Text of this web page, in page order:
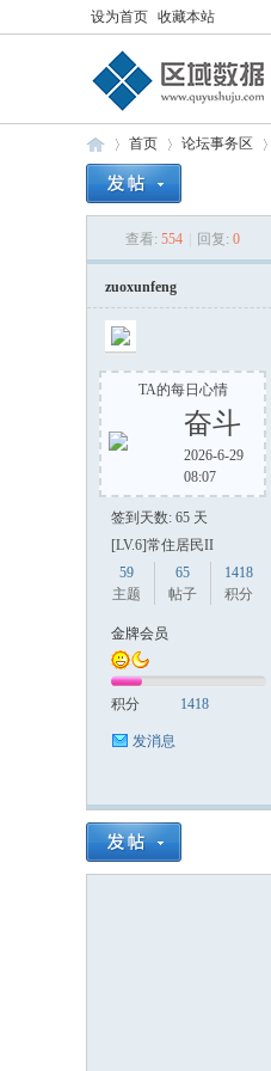
设为首页 收藏本站
域
首页
›
论坛事务区
查看: 554 回复: 0
zuoxunfeng
TA的每日心情
奋斗
2026-6-29
08:07
签到天数: 65 天
[LV.6]常住居民II
59
主题
65
帖子
1418
积分
金牌会员
积分 1418
发消息